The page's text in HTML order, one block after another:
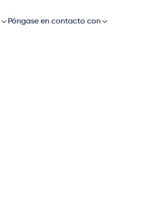
 Póngase en contacto con